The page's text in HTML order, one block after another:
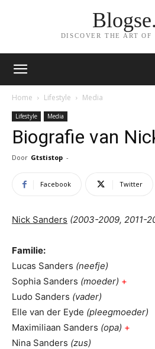
DISCOVER THE ART OF
Home Lifestyle Media
Lifestyle Media
Biografie van
Door Gtstistop -
Facebook Twitter
Nick Sanders (2003-2009, 2011-
Familie:
Lucas Sanders (neefje)
Sophia Sanders (moeder) +
Ludo Sanders (vader)
Elle van der Eyde (pleegmoeder)
Maximiliaan Sanders (opa) +
Nina Sanders (zus)